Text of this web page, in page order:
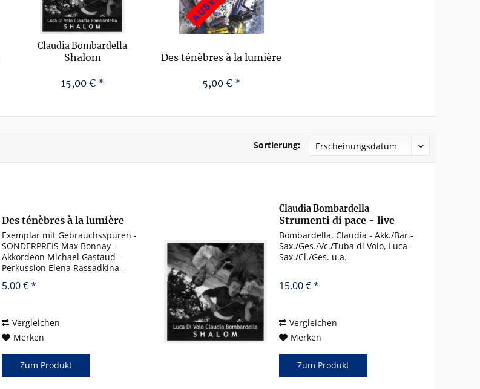
Claudia Bombardella
Shalom
15,00 € *
Des ténèbres à la lumière
5,00 € *
Sortierung:
Des ténèbres à la lumière
Exemplar mit Gebrauchsspuren -
SONDERPREIS Max Bonnay -
Akkordeon Michael Gastaud -
Perkussion Elena Rassadkina -
Bèla Bartók: Six danses
6:13 3....
5,00 € *
Vergleichen
Merken
Zum Produkt
Claudia Bombardella
Strumenti di pace - live
Bombardella, Claudia - Akk./Bar.-
Sax./Ges./Vc./Tuba di Volo, Luca -
Sax./Cl./Ges. u.a.
15,00 € *
Vergleichen
Merken
Zum Produkt